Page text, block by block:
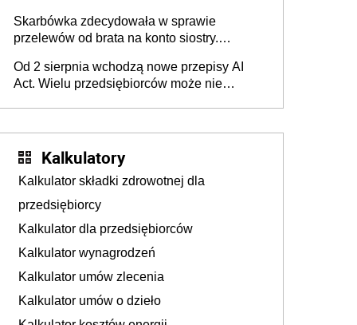
Skarbówka zdecydowała w sprawie
przelewów od brata na konto siostry.
darowizna, ale podatku jednak nie będzie
Od 2 sierpnia wchodzą nowe przepisy AI
Act. Wielu przedsiębiorców może nie
Kalkulatory
Kalkulator składki zdrowotnej dla
przedsiębiorcy
Kalkulator dla przedsiębiorców
Kalkulator wynagrodzeń
Kalkulator umów zlecenia
Kalkulator umów o dzieło